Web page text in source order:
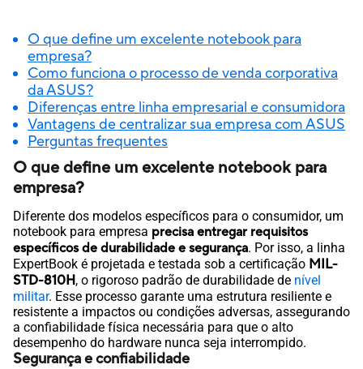
O que define um excelente notebook para
empresa?
Como funciona o processo de venda corporativa
da ASUS?
Diferenças entre linha empresarial e consumidora
Vantagens de centralizar sua empresa com ASUS
Perguntas frequentes
O que define um excelente notebook para
empresa?
Diferente dos modelos específicos para o consumidor, um
notebook para empresa precisa entregar requisitos
específicos de durabilidade e segurança. Por isso, a linha
ExpertBook é projetada e testada sob a certificação MIL-
STD-810H, o rigoroso padrão de durabilidade de nível
militar. Esse processo garante uma estrutura resiliente e
resistente a impactos ou condições adversas, assegurando
a confiabilidade física necessária para que o alto
desempenho do hardware nunca seja interrompido.
Segurança e confiabilidade